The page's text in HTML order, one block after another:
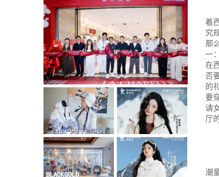
着
究
那
一
在
否
的
要
请
厅
潮